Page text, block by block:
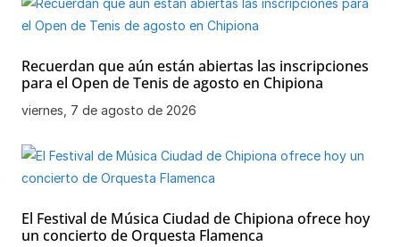
Recuerdan que aún están abiertas las inscripciones
para el Open de Tenis de agosto en Chipiona
viernes, 7 de agosto de 2026
El Festival de Música Ciudad de Chipiona ofrece hoy
un concierto de Orquesta Flamenca